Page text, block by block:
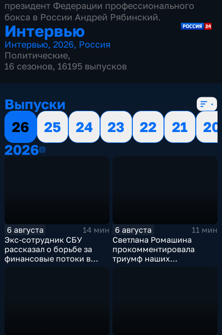
президент Федерации профессионального
бокса в России Андрей Рябинский.
Интервью
Интервью,2026, Россия
Политические,
16 сезонов, 16195 выпусков
Выпуски
26
25 24 23 22 21
20
20262026
6 августа
14 мин
Экс-сотрудник СБУ
рассказал о борьбе за
финансовые потоки в
6 августа
11 мин
Светлана Ромашина
прокомментировала
триумф наших